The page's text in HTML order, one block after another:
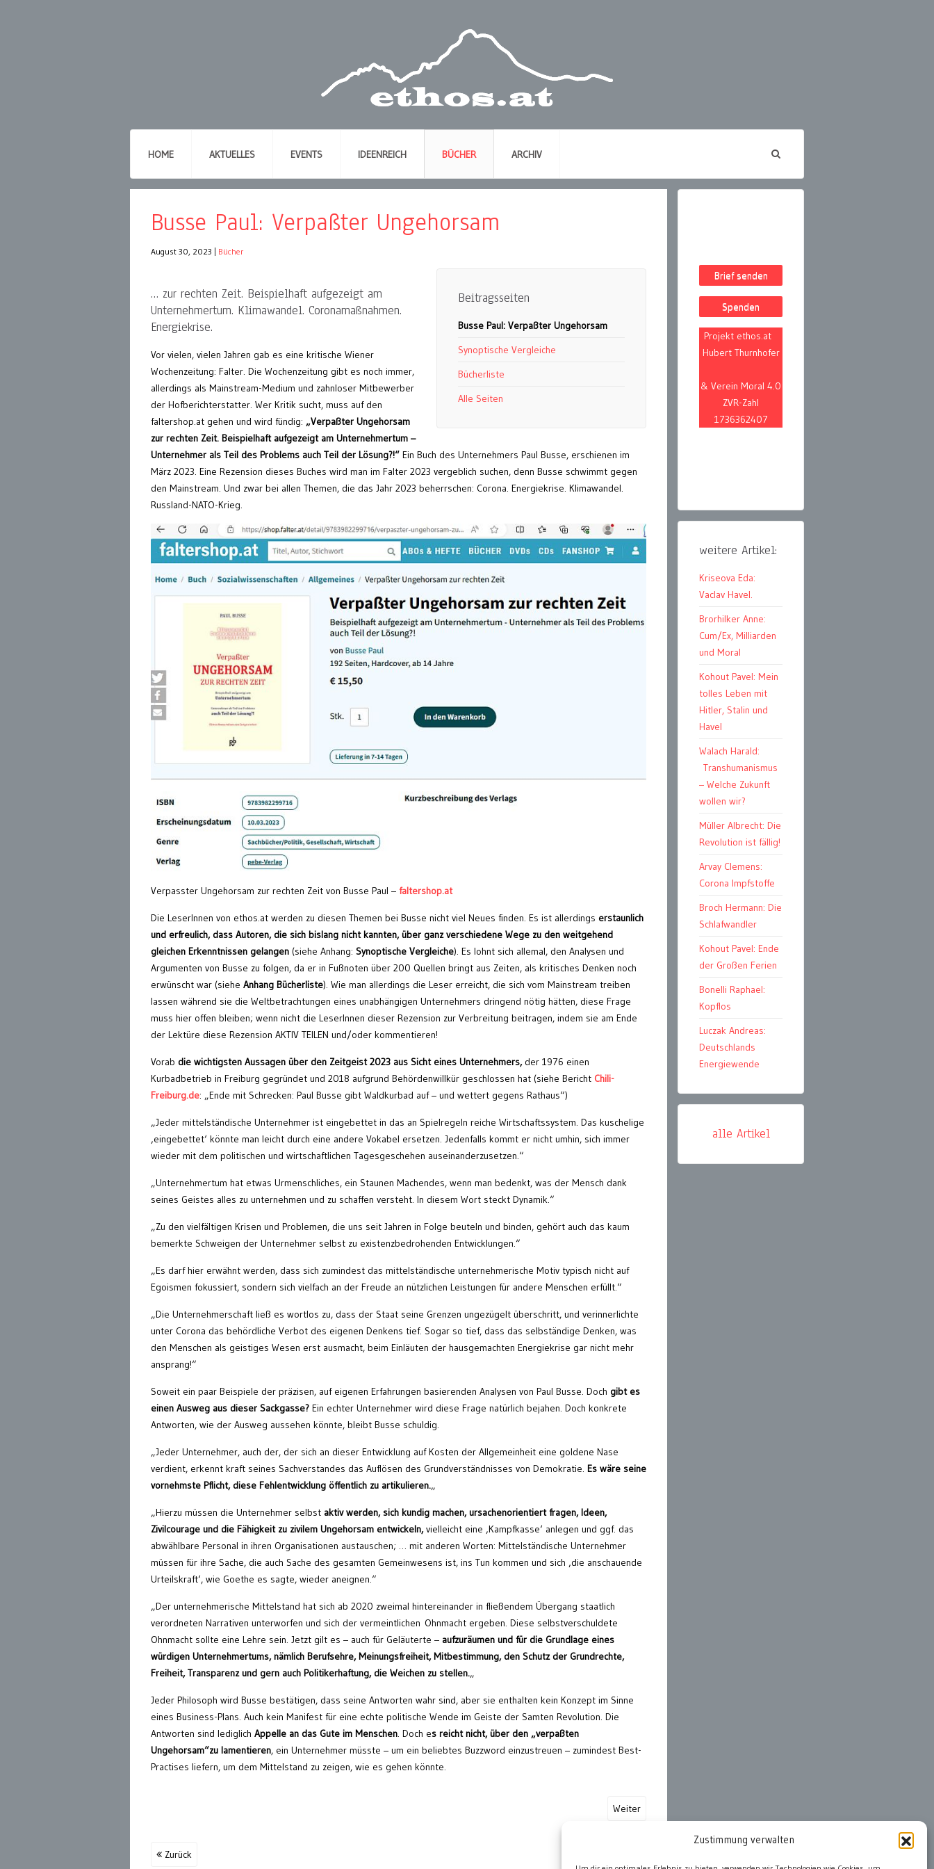
Zustimmung verwalten
HOME AKTUELLES EVENTS IDEENREICH BÜCHER ARCHIV
Busse Paul: Verpaßter Ungehorsam
August 30, 2023 Bücher
Beitragsseiten
Busse Paul: Verpaßter Ungehorsam
Synoptische Vergleiche
Bücherliste
Alle Seiten
… zur rechten Zeit. Beispielhaft aufgezeigt am
Unternehmertum. Klimawandel. Coronamaßnahmen.
Energiekrise.
Vor vielen, vielen Jahren gab es eine kritische Wiener
Wochenzeitung: Falter. Die Wochenzeitung gibt es noch immer,
allerdings als Mainstream-Medium und zahnloser Mitbewerber
der Hofberichterstatter. Wer Kritik sucht, muss auf den
faltershop.at gehen und wird fündig: „Verpaßter Ungehorsam
zur rechten Zeit. Beispielhaft aufgezeigt am Unternehmertum –
Unternehmer als Teil des Problems auch Teil der Lösung?!“ Ein Buch des Unternehmers Paul Busse, erschienen im
März 2023. Eine Rezension dieses Buches wird man im Falter 2023 vergeblich suchen, denn Busse schwimmt gegen
den Mainstream. Und zwar bei allen Themen, die das Jahr 2023 beherrschen: Corona. Energiekrise. Klimawandel.
Russland-NATO-Krieg.
Verpasster Ungehorsam zur rechten Zeit von Busse Paul – faltershop.at
Die LeserInnen von ethos.at werden zu diesen Themen bei Busse nicht viel Neues finden. Es ist allerdings erstaunlich
und erfreulich, dass Autoren, die sich bislang nicht kannten, über ganz verschiedene Wege zu den weitgehend
gleichen Erkenntnissen gelangen (siehe Anhang: Synoptische Vergleiche). Es lohnt sich allemal, den Analysen und
Argumenten von Busse zu folgen, da er in Fußnoten über 200 Quellen bringt aus Zeiten, als kritisches Denken noch
erwünscht war (siehe Anhang Bücherliste). Wie man allerdings die Leser erreicht, die sich vom Mainstream treiben
lassen während sie die Weltbetrachtungen eines unabhängigen Unternehmers dringend nötig hätten, diese Frage
muss hier offen bleiben; wenn nicht die LeserInnen dieser Rezension zur Verbreitung beitragen, indem sie am Ende
der Lektüre diese Rezension AKTIV TEILEN und/oder kommentieren!
Vorab die wichtigsten Aussagen über den Zeitgeist 2023 aus Sicht eines Unternehmers,der 1976 einen
Kurbadbetrieb in Freiburg gegründet und 2018 aufgrund Behördenwillkür geschlossen hat (siehe Bericht Chili-
Freiburg.de: „Ende mit Schrecken: Paul Busse gibt Waldkurbad auf – und wettert gegens Rathaus“)
„Jeder mittelständische Unternehmer ist eingebettet in das an Spielregeln reiche Wirtschaftssystem. Das kuschelige
‚eingebettet‘ könnte man leicht durch eine andere Vokabel ersetzen. Jedenfalls kommt er nicht umhin, sich immer
wieder mit dem politischen und wirtschaftlichen Tagesgeschehen auseinanderzusetzen.“
„Unternehmertum hat etwas Urmenschliches, ein Staunen Machendes, wenn man bedenkt, was der Mensch dank
seines Geistes alles zu unternehmen und zu schaffen versteht. In diesem Wort steckt Dynamik.“
„Zu den vielfältigen Krisen und Problemen, die uns seit Jahren in Folge beuteln und binden, gehört auch das kaum
bemerkte Schweigen der Unternehmer selbst zu existenzbedrohenden Entwicklungen.“
„Es darf hier erwähnt werden, dass sich zumindest das mittelständische unternehmerische Motiv typisch nicht auf
Egoismen fokussiert, sondern sich vielfach an der Freude an nützlichen Leistungen für andere Menschen erfüllt.“
„Die Unternehmerschaft ließ es wortlos zu, dass der Staat seine Grenzen ungezügelt überschritt, und verinnerlichte
unter Corona das behördliche Verbot des eigenen Denkens tief. Sogar so tief, dass das selbständige Denken, was
den Menschen als geistiges Wesen erst ausmacht, beim Einläuten der hausgemachten Energiekrise gar nicht mehr
ansprang!“
Soweit ein paar Beispiele der präzisen, auf eigenen Erfahrungen basierenden Analysen von Paul Busse. Doch gibt es
einen Ausweg aus dieser Sackgasse? Ein echter Unternehmer wird diese Frage natürlich bejahen. Doch konkrete
Antworten, wie der Ausweg aussehen könnte, bleibt Busse schuldig.
„Jeder Unternehmer, auch der, der sich an dieser Entwicklung auf Kosten der Allgemeinheit eine goldene Nase
verdient, erkennt kraft seines Sachverstandes das Auflösen des Grundverständnisses von Demokratie. Es wäre seine
vornehmste Pflicht, diese Fehlentwicklung öffentlich zu artikulieren.„
„Hierzu müssen die Unternehmer selbst aktiv werden, sich kundig machen, ursachenorientiert fragen, Ideen,
Zivilcourage und die Fähigkeit zu zivilem Ungehorsam entwickeln,vielleicht eine ‚Kampfkasse‘ anlegen und ggf. das
abwählbare Personal in ihren Organisationen austauschen; … mit anderen Worten: Mittelständische Unternehmer
müssen für ihre Sache, die auch Sache des gesamten Gemeinwesens ist, ins Tun kommen und sich ‚die anschauende
Urteilskraft‘, wie Goethe es sagte, wieder aneignen.“
„Der unternehmerische Mittelstand hat sich ab 2020 zweimal hintereinander in fließendem Übergang staatlich
verordneten Narrativen unterworfen und sich der vermeintlichen Ohnmacht ergeben. Diese selbstverschuldete
Ohnmacht sollte eine Lehre sein. Jetzt gilt es – auch für Geläuterte – aufzuräumen und für die Grundlage eines
würdigen Unternehmertums, nämlich Berufsehre, Meinungsfreiheit, Mitbestimmung, den Schutz der Grundrechte,
Freiheit, Transparenz und gern auch Politikerhaftung, die Weichen zu stellen.„
Jeder Philosoph wird Busse bestätigen, dass seine Antworten wahr sind, aber sie enthalten kein Konzept im Sinne
eines Business-Plans. Auch kein Manifest für eine echte politische Wende im Geiste der Samten Revolution. Die
Antworten sind lediglich Appelle an das Gute im Menschen. Doch es reicht nicht, über den „verpaßten
Ungehorsam“zu lamentieren, ein Unternehmer müsste – um ein beliebtes Buzzword einzustreuen – zumindest Best-
Practises liefern, um dem Mittelstand zu zeigen, wie es gehen könnte.
Weiter
Zurück
Brief senden
Spenden
Projekt ethos.at
Hubert Thurnhofer
& Verein Moral 4.0
ZVR-Zahl
1736362407
weitere Artikel:
Kriseova Eda:
Vaclav Havel.
Brorhilker Anne:
Cum/Ex, Milliarden
und Moral
Kohout Pavel: Mein
tolles Leben mit
Hitler, Stalin und
Havel
Walach Harald:
Transhumanismus
– Welche Zukunft
wollen wir?
Müller Albrecht: Die
Revolution ist fällig!
Arvay Clemens:
Corona Impfstoffe
Broch Hermann: Die
Schlafwandler
Kohout Pavel: Ende
der Großen Ferien
Bonelli Raphael:
Kopflos
Luczak Andreas:
Deutschlands
Energiewende
alle Artikel